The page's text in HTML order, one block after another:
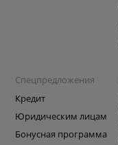
Спецпредложения
Кредит
Юридическим лицам
Бонусная программа